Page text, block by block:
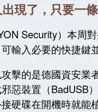
現了，只要一
Security）本周
輸入必要的快捷鍵
擊的是德國資安業
惡裝置（BadUSB
硬碟在開機時就能